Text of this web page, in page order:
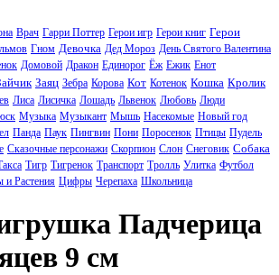
Врач Гарри Поттер Герои игр Герои книг Герои
Гном Девочка Дед Мороз День Святого Валентина
Домовой Дракон Единорог Ёж Ежик Енот
Заяц Зебра Корова Кот Котенок Кошка Кролик
Лиса Лисичка Лошадь Львенок Любовь Люди
Музыка Музыкант Мышь Насекомые Новый год
Панда Паук Пингвин Пони Поросенок Птицы Пудель
Сказочные персонажи Скорпион Слон Снеговик Собака
Тигр Тигренок Транспорт Тролль Улитка Футбол
и Растения Цифры Черепаха Школьница
Падчерица
9 см